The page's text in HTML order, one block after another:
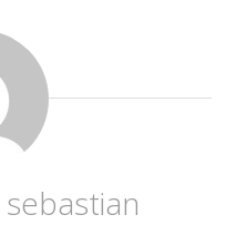
sebastian